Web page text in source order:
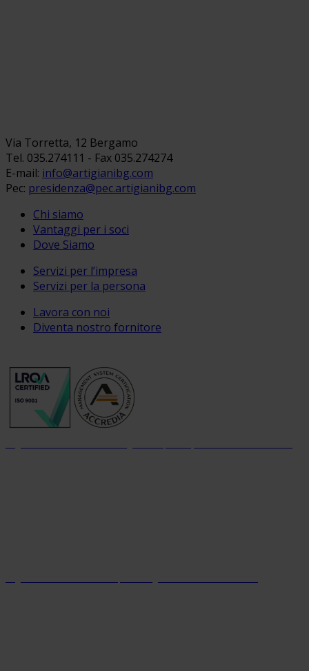
Via Torretta, 12 Bergamo
Tel. 035.274111 - Fax 035.274274
E-mail: info@artigianibg.com
Pec: presidenza@pec.artigianibg.com
Chi siamo
Vantaggi per i soci
Dove Siamo
Servizi per l’impresa
Servizi per la persona
Lavora con noi
Diventa nostro fornitore